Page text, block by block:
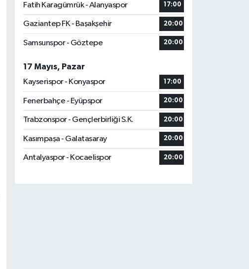
Fatih Karagümrük - Alanyaspor
17:00
Gaziantep FK - Başakşehir 20:00
Samsunspor - Göztepe 20:00
17 Mayıs, Pazar
Kayserispor - Konyaspor
17:00
Fenerbahçe - Eyüpspor 20:00
Trabzonspor - Gençlerbirliği S.K. 20:00
Kasımpaşa - Galatasaray 20:00
Antalyaspor - Kocaelispor 20:00